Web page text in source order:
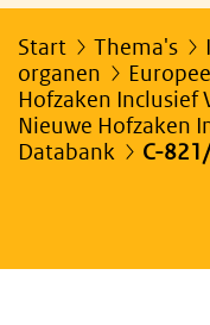
Start Thema's
organen
Hofzaken Inclusief
Nieuwe Hofzaken
Databank
C-